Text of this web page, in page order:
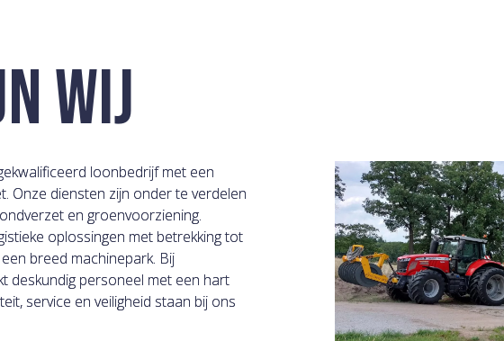
WIJ
loonbedrijf met een
Onze diensten zijn onder te verdelen
en groenvoorziening.
oplossingen met betrekking tot
breed machinepark. Bij
deskundig personeel met een hart
service en veiligheid staan bij ons